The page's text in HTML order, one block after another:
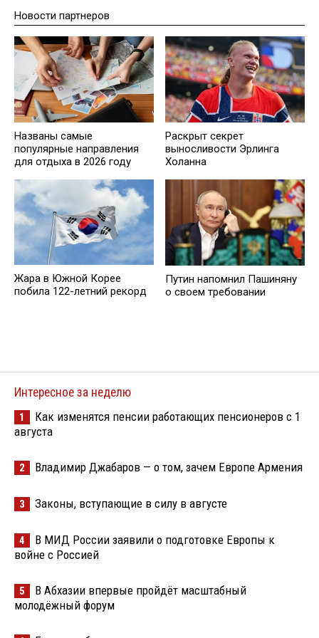
Новости партнеров
Названы самые
популярные направления
для отдыха в 2026 году
Раскрыт секрет
выносливости Эрлинга
Холанна
Жара в Южной Корее
побила 122-летний рекорд
Путин напомнил Пашиняну
о своем требовании
Интересное за неделю
1
Как изменятся пенсии работающих пенсионеров с 1
августа
2 Владимир Джабаров — о том, зачем Европе Армения
3 Законы, вступающие в силу в августе
4
В МИД России заявили о подготовке Европы к
войне с Россией
5
В Абхазии впервые пройдёт масштабный
молодёжный форум